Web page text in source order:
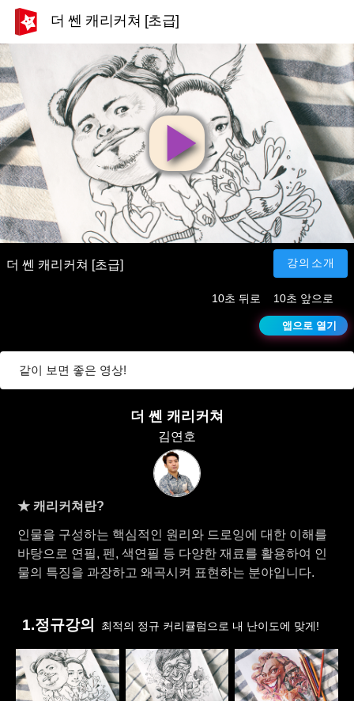
더 쎈 캐리커쳐 [초급]
영
상
재
생
더 쎈 캐리커쳐 [초급] 강의소개
10초 뒤로 10초 앞으로
앱으로 열기
같이 보면 좋은 영상!
더 쎈 캐리커쳐
김연호
★ 캐리커쳐란?
인물을 구성하는 핵심적인 원리와 드로잉에 대한 이해를
바탕으로 연필, 펜, 색연필 등 다양한 재료를 활용하여 인
물의 특징을 과장하고 왜곡시켜 표현하는 분야입니다.
1.정규강의 최적의 정규 커리큘럼으로 내 난이도에 맞게!